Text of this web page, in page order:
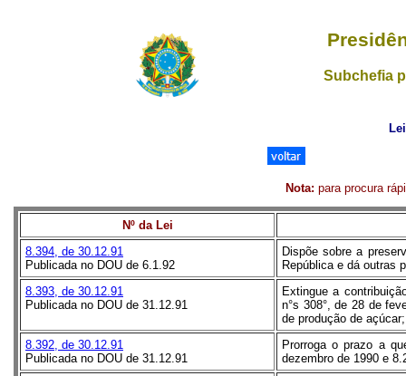
Subchefia
Nota: para procura
Nº da Lei
8.394, de 30.12.91
Publicada no DOU de 6.1.92
Dispõe sobre a
República e dá outras
8.393, de 30.12.91
Publicada no DOU de 31.12.91
Extingue a
n°s 308°, de 28 de
de produção de
8.392, de 30.12.91
Publicada no DOU de 31.12.91
Prorroga o prazo a
dezembro de 1990 e